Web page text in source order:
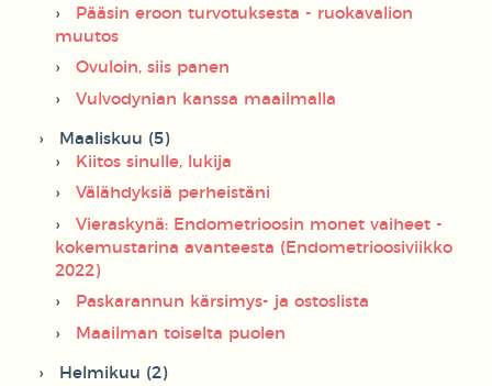
Pääsin eroon turvotuksesta - ruokavalion
muutos
Ovuloin, siis panen
Vulvodynian kanssa maailmalla
Maaliskuu (5)
Kiitos sinulle, lukija
Välähdyksiä perheistäni
Vieraskynä: Endometrioosin monet vaiheet -
kokemustarina avanteesta (Endometrioosiviikko
2022)
Paskarannun kärsimys- ja ostoslista
Maailman toiselta puolen
Helmikuu (2)